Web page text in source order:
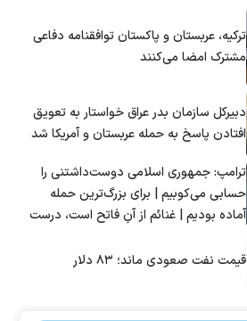
ترکیه، عربستان و پاکستان توافقنامه دفاعی
مشترک امضا می‌کنند
دبیرکل سازمان بدر عراق خواستار به تعویق
افتادن پاسخ به حمله عربستان و آمریکا شد
ترامپ: جمهوری اسلامی دوست‌داشتنی را
حسابی می‌کوبیم | برای بزرگ‌ترین حمله
آماده بودیم | غنائم از آنِ فاتح است، درست
قیمت نفت صعودی ماند؛ ۸۳ دلار